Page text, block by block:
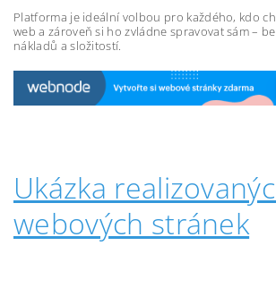
Platforma je ideální volbou pro každého, kdo
web a zároveň si ho zvládne spravovat sám –
nákladů a složitostí.
Ukázka
webových stránek